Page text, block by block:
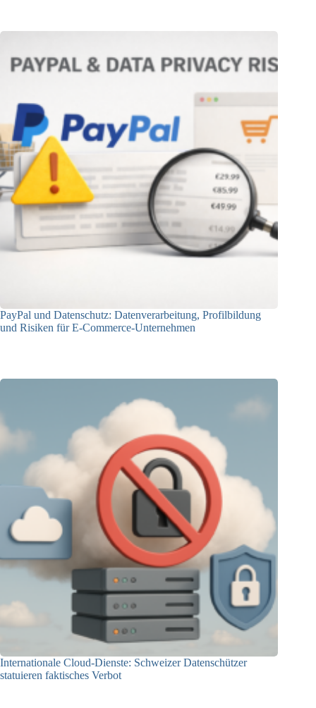
PayPal und Datenschutz: Datenverarbeitung, Profilbildung
und Risiken für E-Commerce-Unternehmen
Internationale Cloud-Dienste: Schweizer Datenschützer
statuieren faktisches Verbot